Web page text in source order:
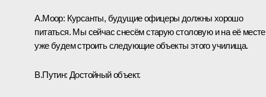
А.Моор: Курсанты, будущие офицеры должны хорошо
питаться. Мы сейчас снесём старую столовую и на её месте
уже будем строить следующие объекты этого училища.
В.Путин: Достойный объект.